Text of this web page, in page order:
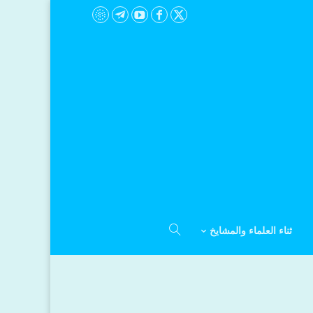
ثناء العلماء والمشايخ